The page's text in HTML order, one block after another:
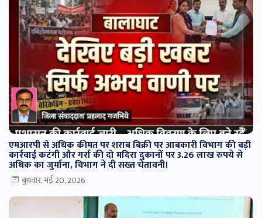
एमआरपी से अधिक कीमत पर शराब बिक्री पर आबकारी विभाग की बड़ी
कार्रवाई कटंगी और गर्रा की दो मदिरा दुकानों पर 3.26 लाख रुपये से
अधिक का जुर्माना, विभाग ने दी सख्त चेतावनी।
बुधवार, मई 20, 2026